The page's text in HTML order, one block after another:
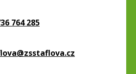
764 285